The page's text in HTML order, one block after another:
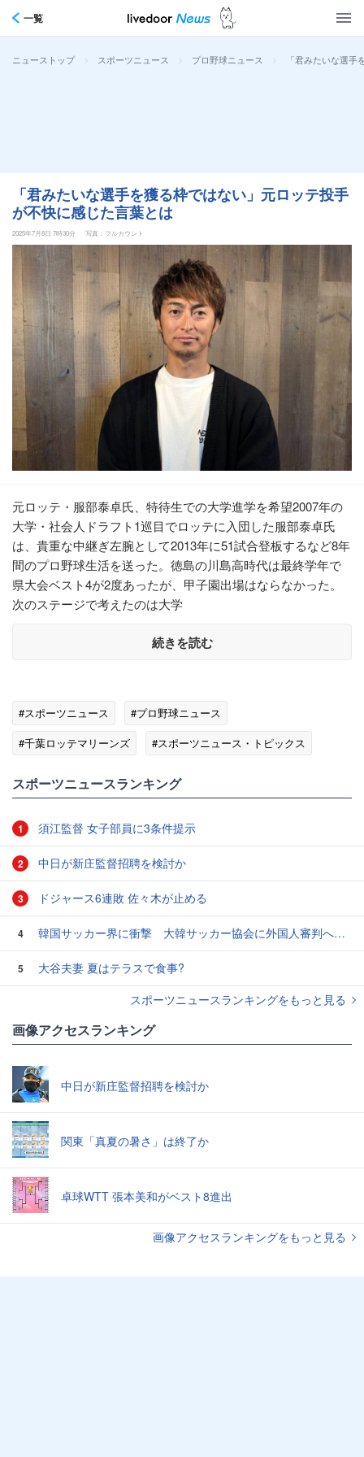
一覧
ニューストップ > スポーツニュース > プロ野球ニュース > 「君みたいな選
「君みたいな選手を獲る枠ではない」元ロッテ投手
が不快に感じた言葉とは
2025年7月8日 7時30分 写真：フルカウント
元ロッテ・服部泰卓氏、特待生での大学進学を希望2007年の
大学・社会人ドラフト1巡目でロッテに入団した服部泰卓氏
は、貴重な中継ぎ左腕として2013年に51試合登板するなど8年
間のプロ野球生活を送った。徳島の川島高時代は最終学年で
県大会ベスト4が2度あったが、甲子園出場はならなかった。
次のステージで考えたのは大学
続きを読む
#スポーツニュース
#プロ野球ニュース
#千葉ロッテマリーンズ
#スポーツニュース・トピックス
スポーツニュースランキング
1 須江監督 女子部員に3条件提示
2 中日が新庄監督招聘を検討か
3 ドジャース6連敗 佐々木が止める
4 韓国サッカー界に衝撃 大韓サッカー協会に外国人審判への“性的接待”疑惑 韓国メディアが報道
5
大谷夫妻 夏はテラスで食事?
スポーツニュースランキングをもっと見る
画像アクセスランキング
中日が新庄監督招聘を検討か
関東「真夏の暑さ」は終了か
卓球WTT 張本美和がベスト8進出
画像アクセスランキングをもっと見る